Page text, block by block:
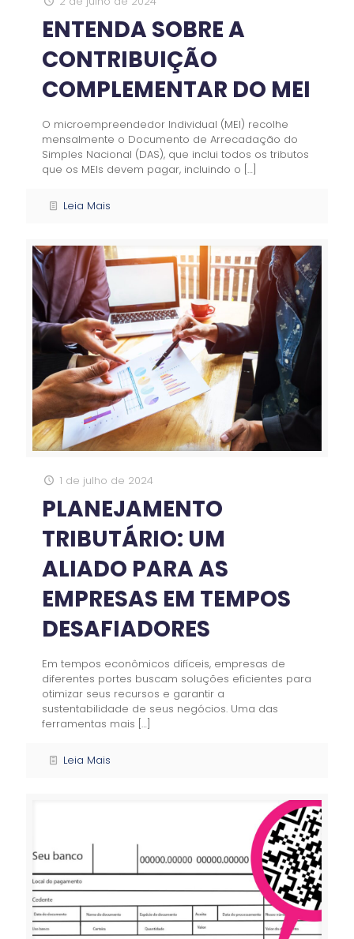
ENTENDA SOBRE A
CONTRIBUIÇÃO
COMPLEMENTAR DO MEI
O microempreendedor Individual (MEI) recolhe
mensalmente o Documento de Arrecadação do
Simples Nacional (DAS), que inclui todos os tributos
que os MEIs devem pagar, incluindo o […]
Leia Mais
1 de julho de 2024
PLANEJAMENTO
TRIBUTÁRIO: UM
ALIADO PARA AS
EMPRESAS EM TEMPOS
DESAFIADORES
Em tempos econômicos difíceis, empresas de
diferentes portes buscam soluções eficientes para
otimizar seus recursos e garantir a
sustentabilidade de seus negócios. Uma das
ferramentas mais […]
Leia Mais